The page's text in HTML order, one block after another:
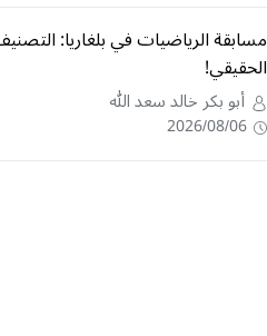
مسابقة الرياضيات في بلغاريا:
الحقيقي!
أبو بكر خالد سعد الله
2026/08/06